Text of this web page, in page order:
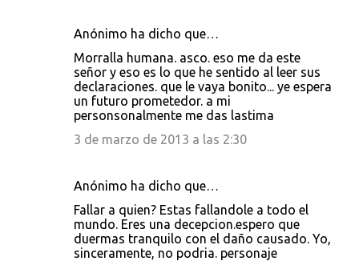
Anónimo ha dicho que…
Morralla humana. asco. eso me da este
señor y eso es lo que he sentido al leer sus
declaraciones. que le vaya bonito... ye espera
un futuro prometedor. a mi
personsonalmente me das lastima
3 de marzo de 2013 a las 2:30
Anónimo ha dicho que…
Fallar a quien? Estas fallandole a todo el
mundo. Eres una decepcion.espero que
duermas tranquilo con el daño causado. Yo,
sinceramente, no podria. personaje